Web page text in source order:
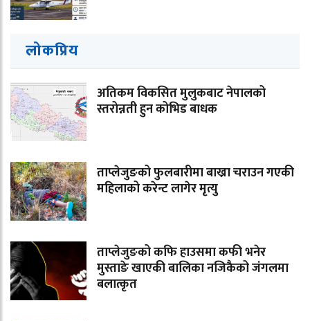
लोकप्रिय
अतिकम विकसित मुलुकबाट नेपालको
स्तरोन्नती हुन कोभिड बाधक
ताप्लेजुङको फुलबारीमा बाख्रा चराउन गएकी
महिलाको करेन्ट लागेर मृत्यु
ताप्लेजुङको कफि हाउसमा कफी भनेर
मुस्ताङे खाएकी बालिका नजिकैको जंगलमा
बलात्कृत